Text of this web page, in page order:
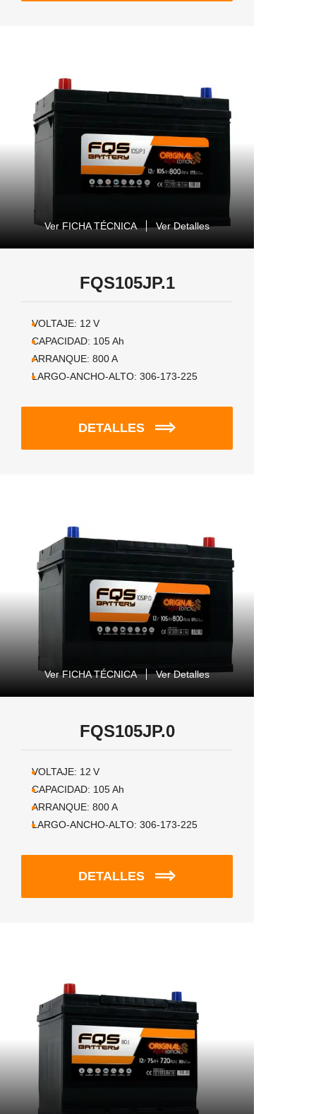
Ver FICHA TÉCNICA Ver Detalles
FQS105JP.1
VOLTAJE: 12 V
CAPACIDAD: 105Ah
ARRANQUE: 800A
LARGO-ANCHO-ALTO: 306-173-225
DETALLES
Ver FICHA TÉCNICA Ver Detalles
FQS105JP.0
VOLTAJE: 12 V
CAPACIDAD: 105Ah
ARRANQUE: 800A
LARGO-ANCHO-ALTO: 306-173-225
DETALLES